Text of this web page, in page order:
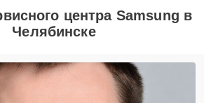
центра Samsung в
Челябинске